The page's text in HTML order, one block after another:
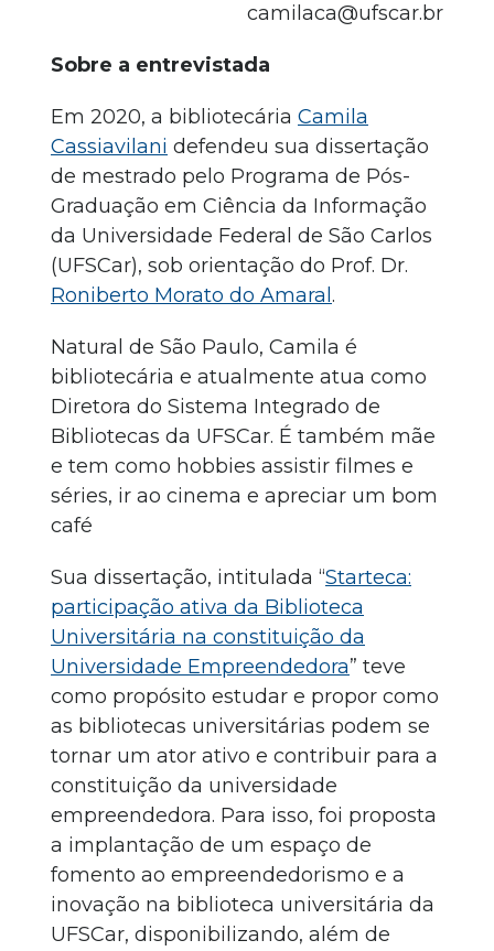
camilaca@ufscar.br
Sobre a entrevistada
Em 2020, a bibliotecária Camila
Cassiavilani defendeu sua dissertação
de mestrado pelo Programa de Pós-
Graduação em Ciência da Informação
da Universidade Federal de São Carlos
(UFSCar), sob orientação do Prof. Dr.
Roniberto Morato do Amaral .
Natural de São Paulo, Camila é
bibliotecária e atualmente atua como
Diretora do Sistema Integrado de
Bibliotecas da UFSCar. É também mãe
e tem como hobbies assistir filmes e
séries, ir ao cinema e apreciar um bom
café
Sua dissertação, intitulada “Starteca:
participação ativa da Biblioteca
Universitária na constituição da
Universidade Empreendedora” teve
como propósito estudar e propor como
as bibliotecas universitárias podem se
tornar um ator ativo e contribuir para a
constituição da universidade
empreendedora. Para isso, foi proposta
a implantação de um espaço de
fomento ao empreendedorismo e a
inovação na biblioteca universitária da
UFSCar, disponibilizando, além de